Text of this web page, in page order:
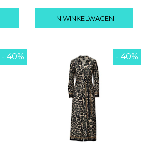
IN WINKELWAGEN
- 40% - 40%